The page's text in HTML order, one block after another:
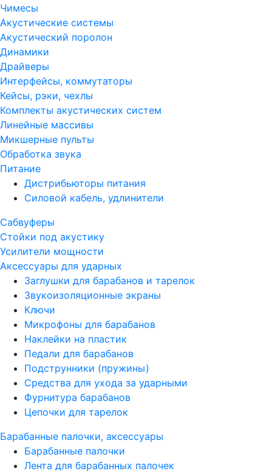
Чимесы
Акустические системы
Акустический поролон
Динамики
Драйверы
Интерфейсы, коммутаторы
Кейсы, рэки, чехлы
Комплекты акустических систем
Линейные массивы
Микшерные пульты
Обработка звука
Питание
Дистрибьюторы питания
Силовой кабель, удлинители
Сабвуферы
Стойки под акустику
Усилители мощности
Аксессуары для ударных
Заглушки для барабанов и тарелок
Звукоизоляционные экраны
Ключи
Микрофоны для барабанов
Наклейки на пластик
Педали для барабанов
Подструнники (пружины)
Средства для ухода за ударными
Фурнитура барабанов
Цепочки для тарелок
Барабанные палочки, аксессуары
Барабанные палочки
Лента для барабанных палочек